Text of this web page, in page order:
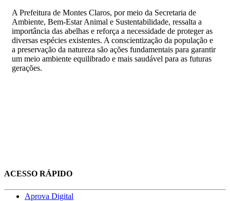
A Prefeitura de Montes Claros, por meio da Secretaria de
Ambiente, Bem-Estar Animal e Sustentabilidade, ressalta a
importância das abelhas e reforça a necessidade de proteger as
diversas espécies existentes. A conscientização da população e
a preservação da natureza são ações fundamentais para garantir
um meio ambiente equilibrado e mais saudável para as futuras
gerações.
ACESSO RÁPIDO
Aprova Digital